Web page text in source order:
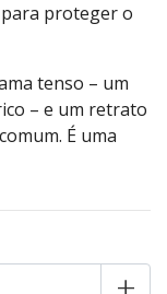
proteger o
tenso – um
– e um retrato
É uma